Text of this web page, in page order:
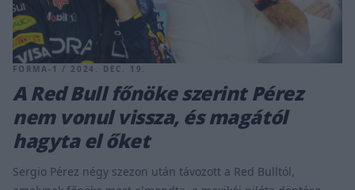
FORMA-1 / 2024. DEC. 19.
A Red Bull főnöke szerint Pérez
nem vonul vissza, és magától
hagyta el őket
Sergio Pérez négy szezon után távozott a Red Bulltól,